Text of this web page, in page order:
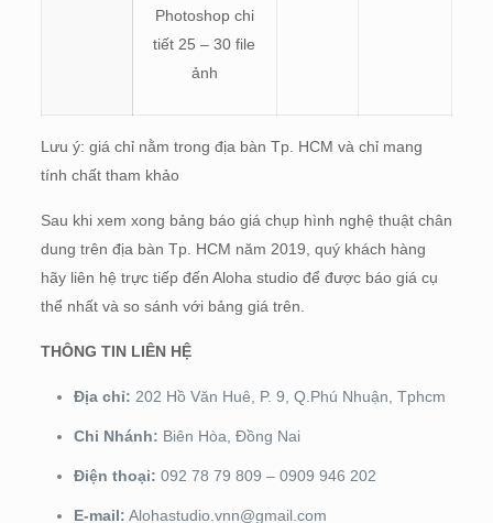
Photoshop chi
tiết 25 – 30 file
ảnh
Lưu ý: giá chỉ nằm trong địa bàn Tp. HCM và chỉ mang
tính chất tham khảo
Sau khi xem xong bảng báo giá chụp hình nghệ thuật chân
dung trên địa bàn Tp. HCM năm 2019, quý khách hàng
hãy liên hệ trực tiếp đến Aloha studio để được báo giá cụ
thể nhất và so sánh với bảng giá trên.
THÔNG TIN LIÊN HỆ
Địa chỉ: 202 Hồ Văn Huê, P. 9, Q.Phú Nhuận, Tphcm
Chi Nhánh: Biên Hòa, Đồng Nai
Điện thoại: 092 78 79 809 – 0909 946 202
E-mail: Alohastudio.vnn@gmail.com